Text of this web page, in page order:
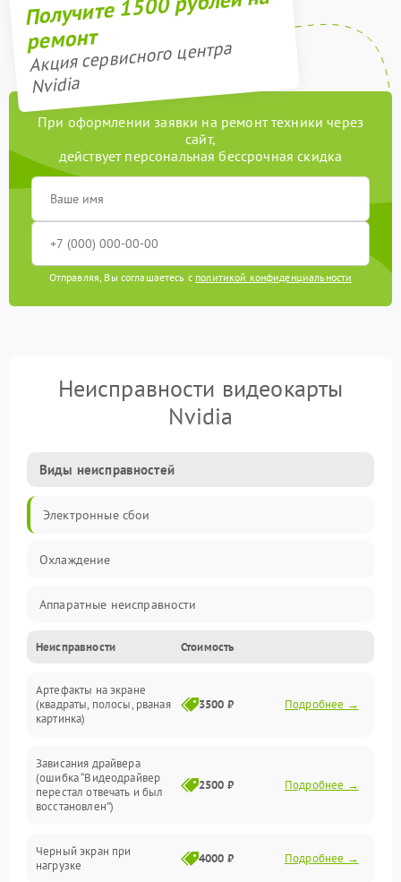
ремонт
Акция сервисного центра
Nvidia
При оформлении заявки на ремонт техники через
сайт,
действует персональная бессрочная скидка
Отправляя, Вы соглашаетесь с политикой конфиденциальности
Неисправности видеокарты
Nvidia
Виды неисправностей
Электронные сбои
Охлаждение
Аппаратные неисправности
Перегрев и термопроблемы
Видео
Интерфейсные и коммуникационные проблемы
Электропитание
Неисправности Стоимость
Артефакты на экране
(квадраты, полосы, рваная
картинка)
3500 ₽ Подробнее →
Зависания драйвера
(ошибка “Видеодрайвер
перестал отвечать и был
восстановлен”)
2500 ₽ Подробнее →
Черный экран при
нагрузке
4000 ₽ Подробнее →